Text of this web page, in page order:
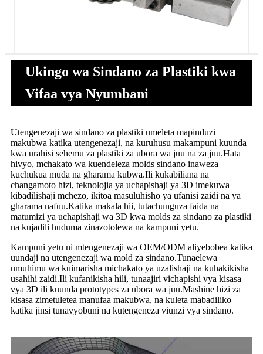
Ukingo wa Sindano za Plastiki kwa
Vifaa vya Nyumbani
Utengenezaji wa sindano za plastiki umeleta mapinduzi
makubwa katika utengenezaji, na kuruhusu makampuni kuunda
kwa urahisi sehemu za plastiki za ubora wa juu na za juu.Hata
hivyo, mchakato wa kuendeleza molds sindano inaweza
kuchukua muda na gharama kubwa.Ili kukabiliana na
changamoto hizi, teknolojia ya uchapishaji ya 3D imekuwa
kibadilishaji mchezo, ikitoa masuluhisho ya ufanisi zaidi na ya
gharama nafuu.Katika makala hii, tutachunguza faida na
matumizi ya uchapishaji wa 3D kwa molds za sindano za plastiki
na kujadili huduma zinazotolewa na kampuni yetu.
Kampuni yetu ni mtengenezaji wa OEM/ODM aliyebobea katika
uundaji na utengenezaji wa mold za sindano.Tunaelewa
umuhimu wa kuimarisha michakato ya uzalishaji na kuhakikisha
usahihi zaidi.Ili kufanikisha hili, tunaajiri vichapishi vya kisasa
vya 3D ili kuunda prototypes za ubora wa juu.Mashine hizi za
kisasa zimetuletea manufaa makubwa, na kuleta mabadiliko
katika jinsi tunavyobuni na kutengeneza viunzi vya sindano.